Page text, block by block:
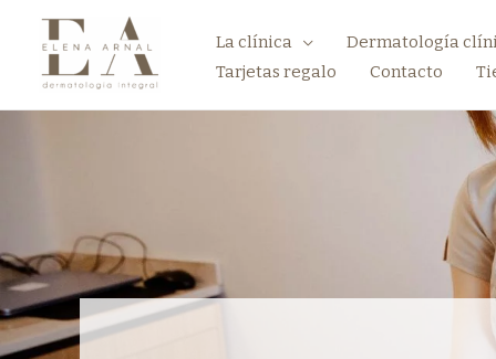
La clínica Dermatología
Tarjetas regalo
Contacto